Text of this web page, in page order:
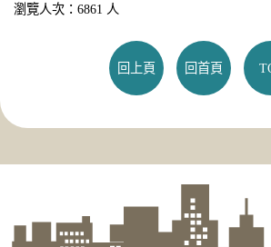
瀏覽人次：6861 人
回上頁 回首頁